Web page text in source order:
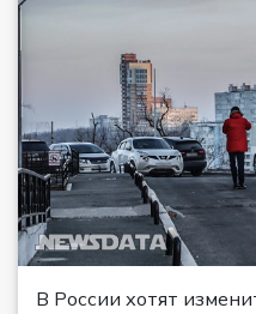
В России хотят